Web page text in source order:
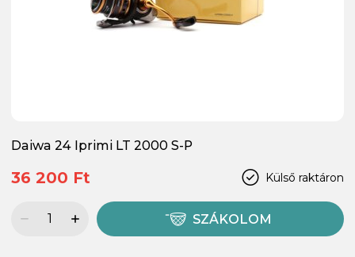
Daiwa 24 Iprimi LT 2000 S-P
Külső raktáron
36 200 Ft
SZÁKOLOM